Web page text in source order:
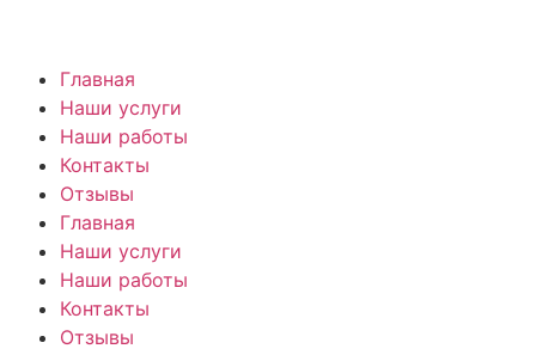
Главная
Наши услуги
Наши работы
Контакты
Отзывы
Главная
Наши услуги
Наши работы
Контакты
Отзывы